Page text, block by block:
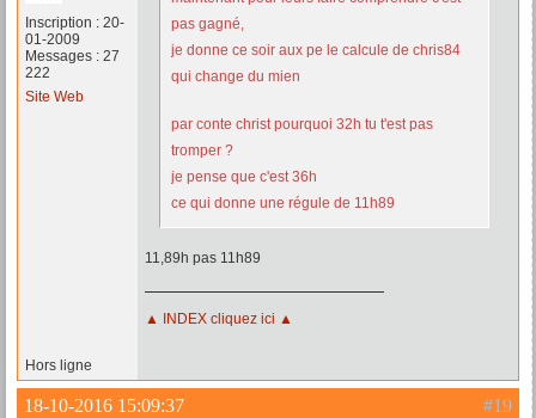
Inscription : 20-
01-2009
Messages : 27
222
Site Web
pas gagné,
je donne ce soir aux pe le calcule de chris84
qui change du mien
par conte christ pourquoi 32h tu t'est pas
tromper ?
je pense que c'est 36h
ce qui donne une régule de 11h89
11,89h pas 11h89
▲ INDEX cliquez ici ▲
Hors ligne
#19
18-10-2016 15:09:37